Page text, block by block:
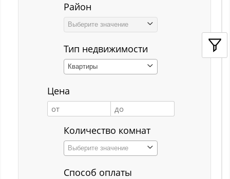
Красная Орловка
Красная Орловка с
Район
Выберите значение
Тип недвижимости
Квартиры
Цена
Количество комнат
Выберите значение
Способ оплаты